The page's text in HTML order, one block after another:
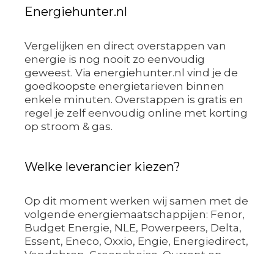
Energiehunter.nl
Vergelijken en direct overstappen van
energie is nog nooit zo eenvoudig
geweest. Via energiehunter.nl vind je de
goedkoopste energietarieven binnen
enkele minuten. Overstappen is gratis en
regel je zelf eenvoudig online met korting
op stroom & gas.
Welke leverancier kiezen?
Op dit moment werken wij samen met de
volgende energiemaatschappijen: Fenor,
Budget Energie, NLE, Powerpeers, Delta,
Essent, Eneco, Oxxio, Engie, Energiedirect,